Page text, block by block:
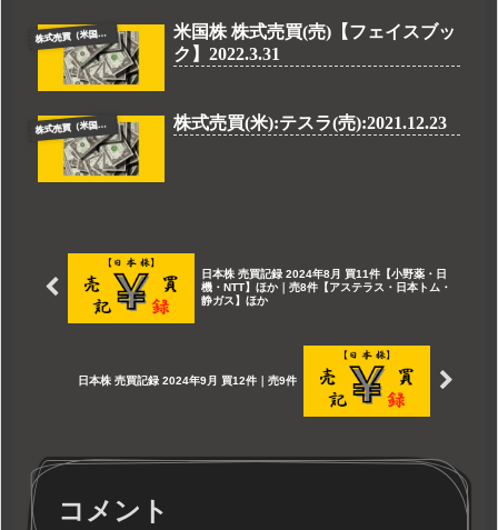
株
式売買（米国株）
米国株 株式売買(売)【フェイスブッ
ク】2022.3.31
株
式売買（米国株） 株式売買(米):テスラ(売):2021.12.23
日本株 売買記録 2024年8月 買11件【小野薬・日
機・NTT】ほか｜売8件【アステラス・日本トム・
静ガス】ほか
日本株 売買記録 2024年9月 買12件｜売9件
コメント